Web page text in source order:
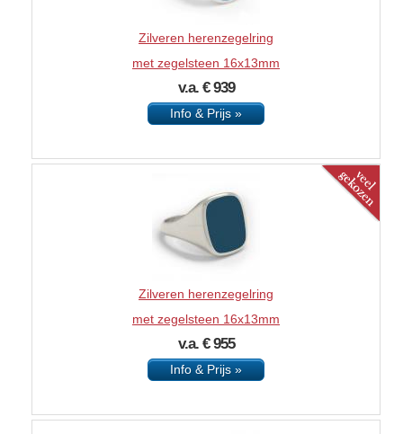
Zilveren herenzegelring
met zegelsteen 16x13mm
v.a. € 939
Info & Prijs »
Zilveren herenzegelring
met zegelsteen 16x13mm
v.a. € 955
Info & Prijs »